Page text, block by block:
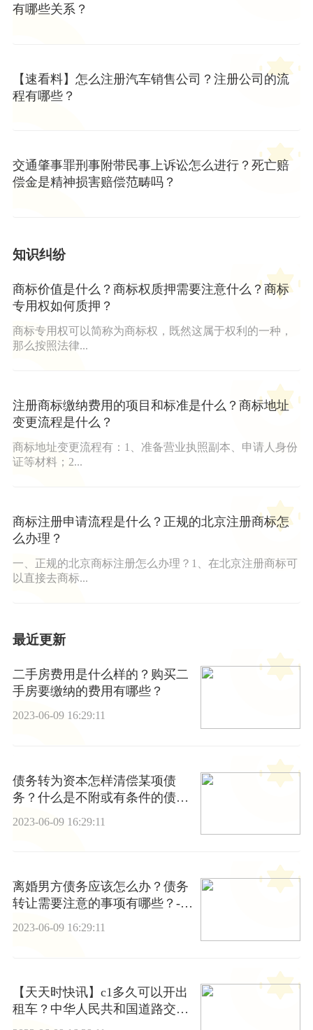
有哪些关系？
【速看料】怎么注册汽车销售公司？注册公司的流
程有哪些？
交通肇事罪刑事附带民事上诉讼怎么进行？死亡赔
偿金是精神损害赔偿范畴吗？
知识纠纷
商标价值是什么？商标权质押需要注意什么？商标
专用权如何质押？
商标专用权可以简称为商标权，既然这属于权利的一种，
那么按照法律...
注册商标缴纳费用的项目和标准是什么？商标地址
变更流程是什么？
商标地址变更流程有：1、准备营业执照副本、申请人身份
证等材料；2...
商标注册申请流程是什么？正规的北京注册商标怎
么办理？
一、正规的北京商标注册怎么办理？1、在北京注册商标可
以直接去商标...
最近更新
二手房费用是什么样的？购买二
手房要缴纳的费用有哪些？
2023-06-09 16:29:11
债务转为资本怎样清偿某项债
务？什么是不附或有条件的债务
2023-06-09 16:29:11
离婚男方债务应该怎么办？债务
转让需要注意的事项有哪些？-天
天快资讯
2023-06-09 16:29:11
【天天时快讯】c1多久可以开出
租车？中华人民共和国道路交通
安全法第十九条是什么？